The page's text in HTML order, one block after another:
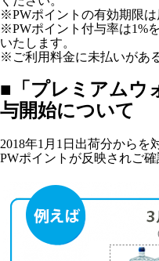
※PWポイントの有効期限は
※PWポイント付与率は1%
いたします。
※ご利用料金に未払いがあ
■「プレミアムウ
与開始について
2018年1月1日出荷分からを
PWポイントが反映されご確